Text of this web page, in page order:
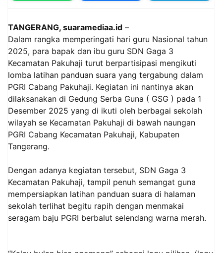
TANGERANG, suaramediaa.id –
Dalam rangka memperingati hari guru Nasional tahun
2025, para bapak dan ibu guru SDN Gaga 3
Kecamatan Pakuhaji turut berpartisipasi mengikuti
lomba latihan panduan suara yang tergabung dalam
PGRI Cabang Pakuhaji. Kegiatan ini nantinya akan
dilaksanakan di Gedung Serba Guna ( GSG ) pada 1
Desember 2025 yang di ikuti oleh berbagai sekolah
wilayah se Kecamatan Pakuhaji di bawah naungan
PGRI Cabang Kecamatan Pakuhaji, Kabupaten
Tangerang.
Dengan adanya kegiatan tersebut, SDN Gaga 3
Kecamatan Pakuhaji, tampil penuh semangat guna
mempersiapkan latihan panduan suara di halaman
sekolah terlihat begitu rapih dengan menmakai
seragam baju PGRI berbalut selendang warna merah.